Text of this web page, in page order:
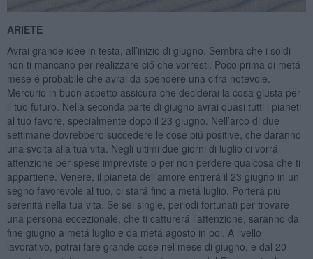
ARIETE
Avrai grande idee in testa, all’inizio di giugno. Sembra che i soldi
non ti mancano per realizzare ciő che vorresti. Poco prima di metá
mese é probabile che avrai da spendere una cifra notevole.
Mercurio in buon aspetto assicura che deciderai la cosa giusta per
il tuo futuro. Nella seconda parte di giugno avrai quasi tutti i pianeti
al tuo favore, specialmente dopo il 23 giugno. Nell’arco di due
settimane dovrebbero succedere le cose piú positive, che daranno
una svolta alla tua vita. Negli ultimi due giorni di luglio ci vorrá
attenzione per spese impreviste o per non perdere qualcosa che ti
appartiene. Venere, il pianeta dell’amore entrerá il 23 giugno in un
segno favorevole al tuo, ci stará fino a metá luglio. Porterá piú
serenitá nella tua vita. Se sei single, periodi fortunati per trovare
una persona eccezionale, che ti catturerá l’attenzione, saranno da
fine giugno a metá luglio e da metá agosto in poi. A livello
lavorativo, potrai fare grande cose nel mese di giugno, e dal 20